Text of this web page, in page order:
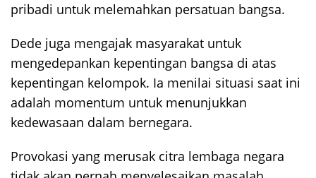
pribadi untuk melemahkan persatuan bangsa.
Dede juga mengajak masyarakat untuk
mengedepankan kepentingan bangsa di atas
kepentingan kelompok. Ia menilai situasi saat ini
adalah momentum untuk menunjukkan
kedewasaan dalam bernegara.
Provokasi yang merusak citra lembaga negara